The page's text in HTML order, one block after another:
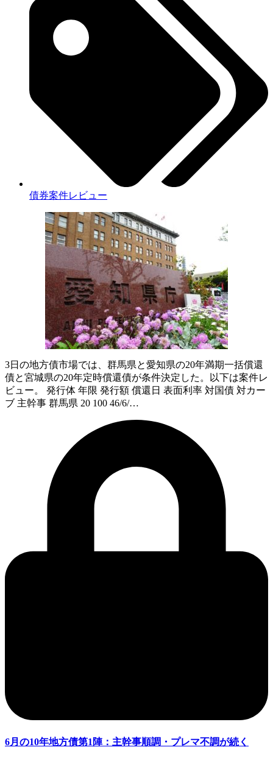
債券案件レビュー
3日の地方債市場では、群馬県と愛知県の20年満期一括償還
債と宮城県の20年定時償還債が条件決定した。以下は案件レ
ビュー。 発行体 年限 発行額 償還日 表面利率 対国債 対カー
ブ 主幹事 群馬県 20 100 46/6/…
6月の10年地方債第1陣：主幹事順調・プレマ不調が続く